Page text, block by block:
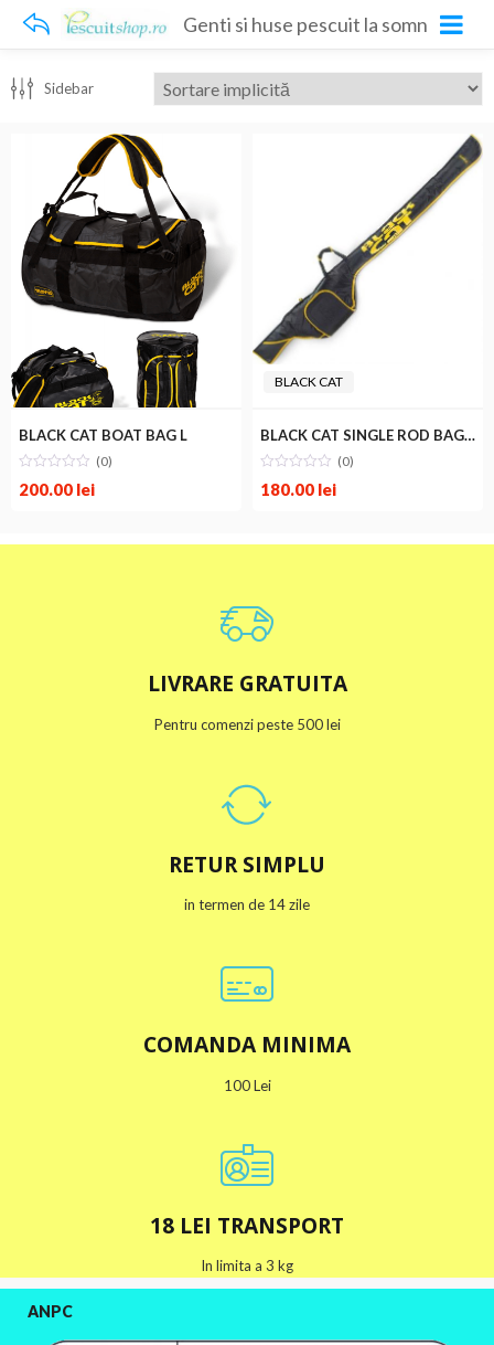
Genti si huse pescuit la somn
Sidebar
BLACK CAT
BLACK CAT BOAT BAG L
(0)
200.00 lei
BLACK CAT
BLACK CAT SINGLE ROD BAG 2,05m
(0)
180.00 lei
LIVRARE GRATUITA
Pentru comenzi peste 500 lei
RETUR SIMPLU
in termen de 14 zile
COMANDA MINIMA
100 Lei
18 LEI TRANSPORT
In limita a 3 kg
ANPC